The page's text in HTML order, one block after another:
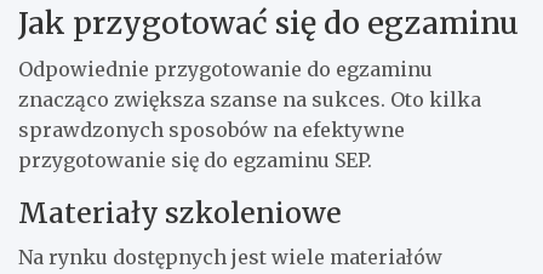
Jak przygotować się do egzaminu
Odpowiednie przygotowanie do egzaminu
znacząco zwiększa szanse na sukces. Oto kilka
sprawdzonych sposobów na efektywne
przygotowanie się do egzaminu SEP.
Materiały szkoleniowe
Na rynku dostępnych jest wiele materiałów